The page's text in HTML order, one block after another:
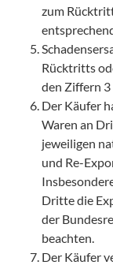
zum
Rücktritts
den Ziffern 3
Der Käufer
Waren an
jeweiligen
und Re-
Dritte die
der
beachten.
Der Käufer